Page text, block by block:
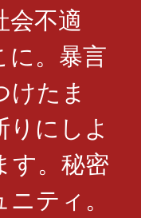
会不適
に。暴言
けたま
りにしよ
す。秘密
ティ。